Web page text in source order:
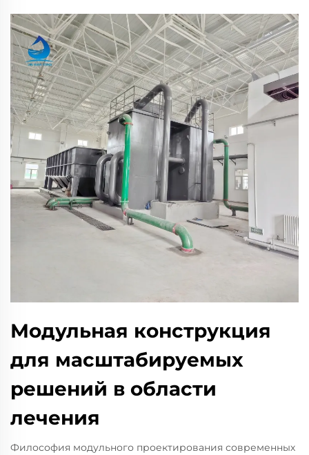
Модульная конструкция
для масштабируемых
решений в области
лечения
Философия модульного проектирования современных